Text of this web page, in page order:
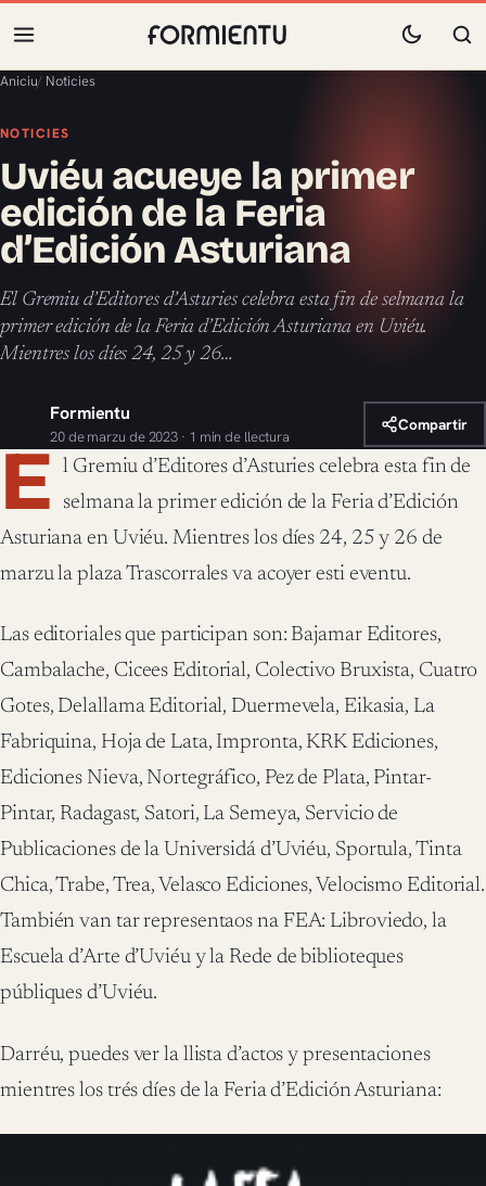
Aniciu/ Noticies
NOTICIES
Uviéu acueye la primer
edición de la Feria
d’Edición Asturiana
El Gremiu d’Editores d’Asturies celebra esta fin de selmana la
primer edición de la Feria d’Edición Asturiana en Uviéu.
Mientres los díes 24, 25 y 26…
Formientu
20 de marzu de 2023 · 1 min de llectura
Compartir
E l Gremiu d’Editores d’Asturies celebra esta fin de
selmana la primer edición de la Feria d’Edición
Asturiana en Uviéu. Mientres los díes 24, 25 y 26 de
marzu la plaza Trascorrales va acoyer esti eventu.
Las editoriales que participan son: Bajamar Editores,
Cambalache, Cicees Editorial, Colectivo Bruxista, Cuatro
Gotes, Delallama Editorial, Duermevela, Eikasia, La
Fabriquina, Hoja de Lata, Impronta, KRK Ediciones,
Ediciones Nieva, Nortegráfico, Pez de Plata, Pintar-
Pintar, Radagast, Satori, La Semeya, Servicio de
Publicaciones de la Universidá d’Uviéu, Sportula, Tinta
Chica, Trabe, Trea, Velasco Ediciones, Velocismo Editorial.
También van tar representaos na FEA: Libroviedo, la
Escuela d’Arte d’Uviéu y la Rede de biblioteques
públiques d’Uviéu.
Darréu, puedes ver la llista d’actos y presentaciones
mientres los trés díes de la Feria d’Edición Asturiana: